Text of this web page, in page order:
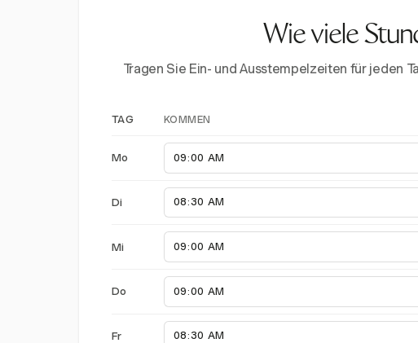
Wie viele
Tragen Sie Ein- und Ausstempelzeiten für jeden
TAG KOMMEN
Mo
Di
Mi
Do
Fr